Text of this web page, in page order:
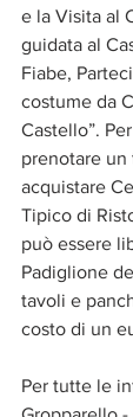
e la Visita al
guidata al
Fiabe,
costume da
Castello”.
prenotare un
acquistare
Tipico di
può essere
Padiglione
tavoli e
costo di un
Per tutte le